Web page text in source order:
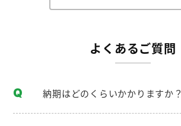
よくあるご質問
納期はどのくらいかかりますか？